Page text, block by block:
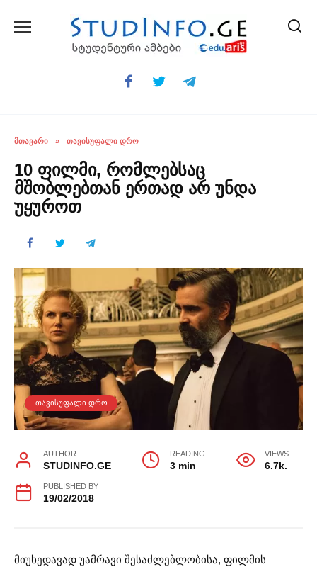
ᲛᲗᲐᲕᲐᲠᲘ » ᲗᲐᲕᲘᲡᲣᲤᲐᲚᲘ ᲓᲠᲝ
10 ფილმი, რომლებსაც
მშობლებთან ერთად არ უნდა
უყუროთ
ᲗᲐᲕᲘᲡᲣᲤᲐᲚᲘ ᲓᲠᲝ
AUTHOR
STUDINFO.GE
READING
3 min
VIEWS
6.7k.
PUBLISHED BY
19/02/2018
მიუხედავად უამრავი შესაძლებლობისა, ფილმის